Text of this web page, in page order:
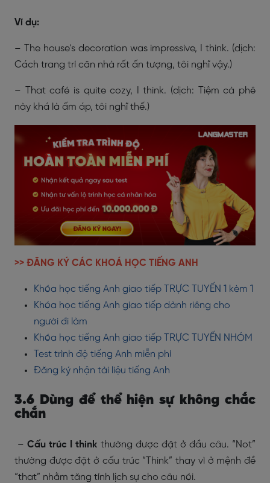
Ví dụ:
– The house’s decoration was impressive, I think. (dịch:
Cách trang trí căn nhà rất ấn tượng, tôi nghĩ vậy.)
– That café is quite cozy, I think. (dịch: Tiệm cà phê
này khá là ấm áp, tôi nghĩ thế.)
>> ĐĂNG KÝ CÁC KHOÁ HỌC TIẾNG ANH
Khóa học tiếng Anh giao tiếp TRỰC TUYẾN 1 kèm 1
Khóa học tiếng Anh giao tiếp dành riêng cho
người đi làm
Khóa học tiếng Anh giao tiếp TRỰC TUYẾN NHÓM
Test trình độ tiếng Anh miễn phí
Đăng ký nhận tài liệu tiếng Anh
3.6 Dùng để thể hiện sự không chắc
chắn
–Cấu trúc I think thường được đặt ở đầu câu. “Not”
thường được đặt ở cấu trúc “Think” thay vì ở mệnh đề
“that” nhằm tăng tính lịch sự cho câu nói.